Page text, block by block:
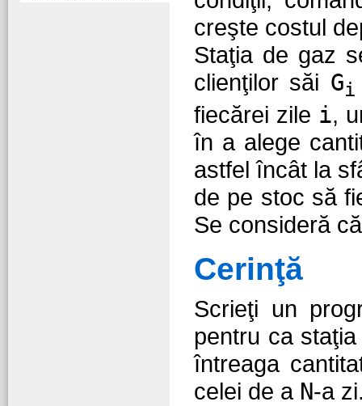
creşte costul
Staţia de gaz
clienţilor săi Gi
fiecărei zile i,
în a alege
astfel încât la
de pe stoc să
Se consideră
Cerinţă
Scrieţi un
pentru ca
întreaga
celei de a N-a